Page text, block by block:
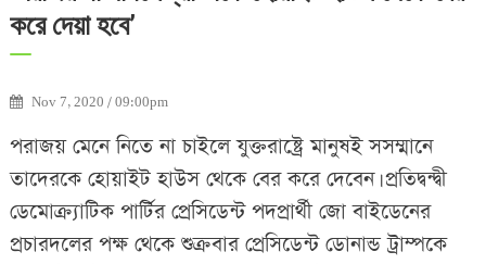
করে দেয়া হবে’
Nov 7, 2020 / 09:00pm
পরাজয় মেনে নিতে না চাইলে যুক্তরাষ্ট্রে মানুষই সসম্মানে
তাদেরকে হোয়াইট হাউস থেকে বের করে দেবেন। প্রতিদ্বন্দ্বী
ডেমোক্র্যাটিক পার্টির প্রেসিডেন্ট পদপ্রার্থী জো বাইডেনের
প্রচারদলের পক্ষ থেকে শুক্রবার প্রেসিডেন্ট ডোনান্ড ট্রাম্পকে